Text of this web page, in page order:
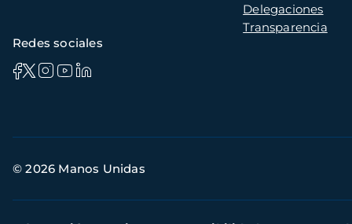
Delegaciones
Transparencia
Redes sociales
de
© 2026 Manos Unidas